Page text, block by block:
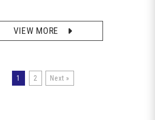
VIEW MORE
1 2 Next »